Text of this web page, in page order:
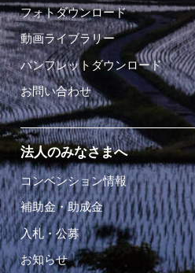
フォトダウンロード
動画ライブラリー
パンフレットダウンロード
お問い合わせ
法人のみなさまへ
コンベンション情報
補助金・助成金
入札・公募
お知らせ